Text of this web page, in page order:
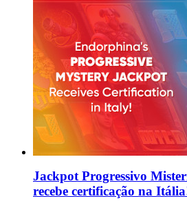
Jackpot Progressivo
recebe certificação na